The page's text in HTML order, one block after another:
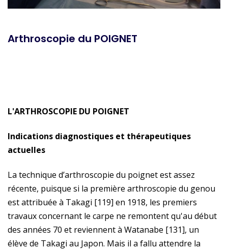
Arthroscopie du POIGNET
L'ARTHROSCOPIE DU POIGNET
Indications diagnostiques et thérapeutiques
actuelles
La technique d’arthroscopie du poignet est assez
récente, puisque si la première arthroscopie du genou
est attribuée à Takagi [119] en 1918, les premiers
travaux concernant le carpe ne remontent qu'au début
des années 70 et reviennent à Watanabe [131], un
élève de Takagi au Japon. Mais il a fallu attendre la